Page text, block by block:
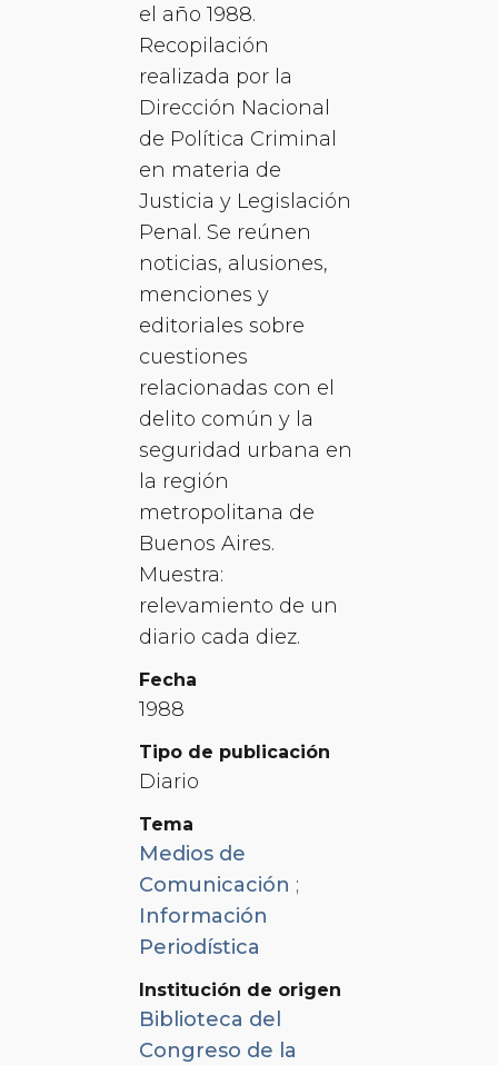
el año 1988.
Recopilación
realizada por la
Dirección Nacional
de Política Criminal
en materia de
Justicia y Legislación
Penal. Se reúnen
noticias, alusiones,
menciones y
editoriales sobre
cuestiones
relacionadas con el
delito común y la
seguridad urbana en
la región
metropolitana de
Buenos Aires.
Muestra:
relevamiento de un
diario cada diez.
Fecha
1988
Tipo de publicación
Diario
Tema
Medios de
Comunicación ;
Información
Periodística
Institución de origen
Biblioteca del
Congreso de la